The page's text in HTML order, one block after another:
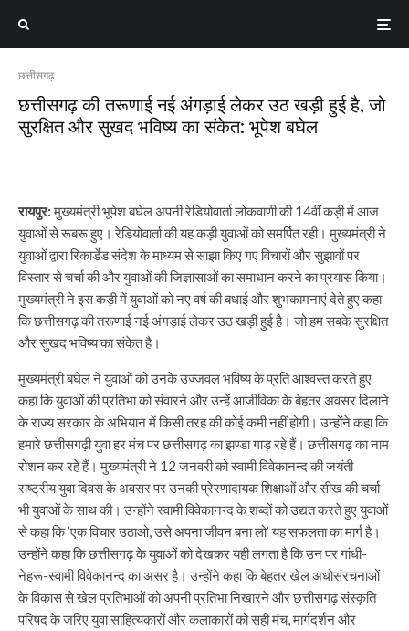
छत्तीसगढ़
छत्तीसगढ़ की तरूणाई नई अंगड़ाई लेकर उठ खड़ी हुई है, जो
सुरक्षित और सुखद भविष्य का संकेत: भूपेश बघेल
रायपुर:मुख्यमंत्री भूपेश बघेल अपनी रेडियोवार्ता लोकवाणी की 14वीं कड़ी में आज
युवाओं से रूबरू हुए। रेडियोवार्ता की यह कड़ी युवाओं को समर्पित रही। मुख्यमंत्री ने
युवाओं द्वारा रिकार्डेड संदेश के माध्यम से साझा किए गए विचारों और सुझावों पर
विस्तार से चर्चा की और युवाओं की जिज्ञासाओं का समाधान करने का प्रयास किया।
मुख्यमंत्री ने इस कड़ी में युवाओं को नए वर्ष की बधाई और शुभकामनाएं देते हुए कहा
कि छत्तीसगढ़ की तरूणाई नई अंगड़ाई लेकर उठ खड़ी हुई है। जो हम सबके सुरक्षित
और सुखद भविष्य का संकेत है।
मुख्यमंत्री बघेल ने युवाओं को उनके उज्जवल भविष्य के प्रति आश्वस्त करते हुए
कहा कि युवाओं की प्रतिभा को संवारने और उन्हें आजीविका के बेहतर अवसर दिलाने
के राज्य सरकार के अभियान में किसी तरह की कोई कमी नहीं होगी। उन्होंने कहा कि
हमारे छत्तीसगढ़ी युवा हर मंच पर छत्तीसगढ़ का झण्डा गाड़ रहे हैं। छत्तीसगढ़ का नाम
रोशन कर रहे हैं। मुख्यमंत्री ने 12 जनवरी को स्वामी विवेकानन्द की जयंती
राष्ट्रीय युवा दिवस के अवसर पर उनकी प्रेरणादायक शिक्षाओं और सीख की चर्चा
भी युवाओं के साथ की। उन्होंने स्वामी विवेकानन्द के शब्दों को उद्यत करते हुए युवाओं
से कहा कि ’एक विचार उठाओ, उसे अपना जीवन बना लो’ यह सफलता का मार्ग है।
उन्होंने कहा कि छत्तीसगढ़ के युवाओं को देखकर यही लगता है कि उन पर गांधी-
नेहरू-स्वामी विवेकानन्द का असर है। उन्होंने कहा कि बेहतर खेल अधोसंरचनाओं
के विकास से खेल प्रतिभाओं को अपनी प्रतिभा निखारने और छत्तीसगढ़ संस्कृति
परिषद के जरिए युवा साहित्यकारों और कलाकारों को सही मंच, मार्गदर्शन और